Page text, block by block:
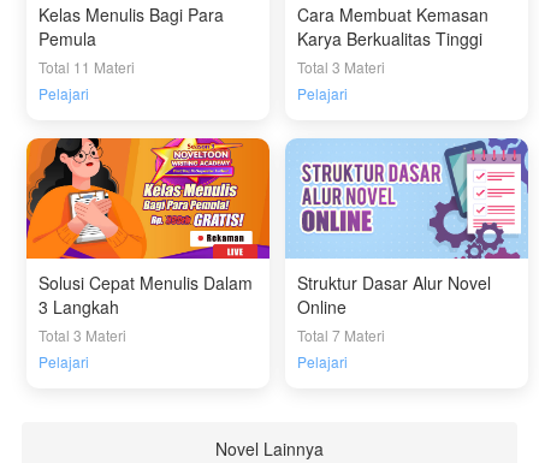
Kelas Menulis Bagi Para
Pemula
Total 11 Materi
Pelajari
Cara Membuat Kemasan
Karya Berkualitas Tinggi
Total 3 Materi
Pelajari
Solusi Cepat Menulis Dalam
3 Langkah
Total 3 Materi
Pelajari
Struktur Dasar Alur Novel
Online
Total 7 Materi
Pelajari
Novel Lainnya